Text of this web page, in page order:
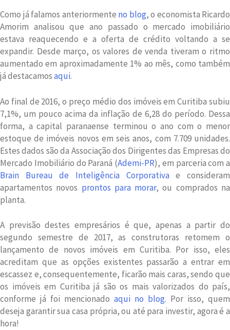
Como já falamos anteriormente no blog, o economista Ricardo
Amorim analisou que ano passado o mercado imobiliário
estava reaquecendo e a oferta de crédito voltando a se
expandir. Desde março, os valores de venda tiveram o ritmo
aumentado em aproximadamente 1% ao mês, como também
já destacamosaqui.
Ao final de 2016, o preço médio dos imóveis em Curitiba subiu
7,1%, um pouco acima da inflação de 6,28 do período. Dessa
forma, a capital paranaense terminou o ano com o menor
estoque de imóveis novos em seis anos, com 7.709 unidades.
Estes dados são da Associação dos Dirigentes das Empresas do
Mercado Imobiliário do Paraná (Ademi-PR), em parceria com a
Brain Bureau de Inteligência Corporativae consideram
apartamentos novos prontos para morar, ou comprados na
planta.
A previsão destes empresários é que, apenas a partir do
segundo semestre de 2017, as construtoras retomem o
lançamento de novos imóveis em Curitiba. Por isso, eles
acreditam que as opções existentes passarão a entrar em
escassez e, consequentemente, ficarão mais caras, sendo que
os imóveis em Curitiba já são os mais valorizados do país,
conforme já foi mencionado aqui no blog. Por isso, quem
deseja garantir sua casa própria, ou até para investir, agora é a
hora!